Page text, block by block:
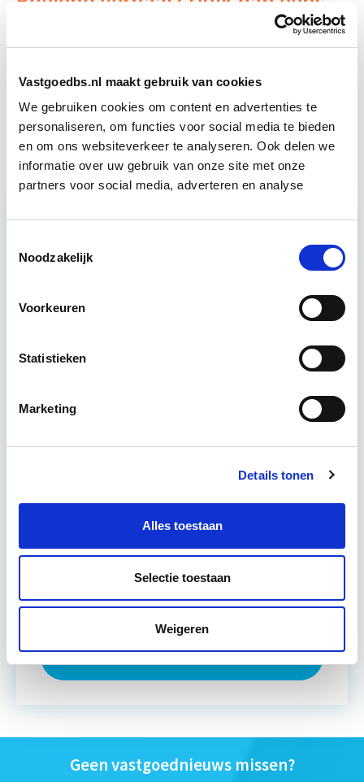
Vastgoedbs.nl maakt gebruik van cookies
We gebruiken cookies om content en advertenties te
personaliseren, om functies voor social media te bieden
en om ons websiteverkeer te analyseren. Ook delen we
informatie over uw gebruik van onze site met onze
partners voor social media, adverteren en analyse
Noodzakelijk
Voorkeuren
Statistieken
Marketing
Details tonen
Alles toestaan
Selectie toestaan
Weigeren
Start wo 16 sep
Vastgoedmarkt & Trends Start wo 30 sep
Business Case voor Vastgoed- &
verbeteren. De belangrijkste trends in vastgoed
Utrecht en/of online
4 - 8 uur per week
Eerstvolgende startdatum
Meer informatie
Geen vastgoednieuws missen?